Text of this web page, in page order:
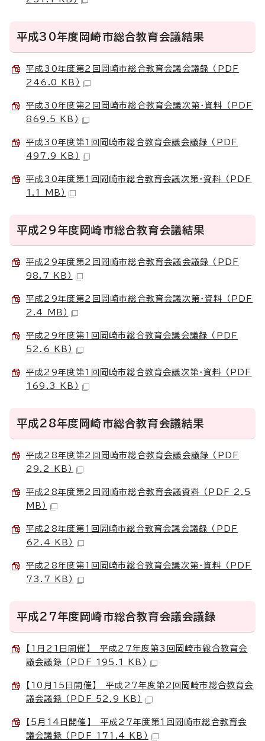
平成30年度岡崎市総合教育会議結果
平成30年度第2回岡崎市総合教育会議会議録 （PDF
246.0 KB）
平成30年度第2回岡崎市総合教育会議次第・資料 （PDF
869.5 KB）
平成30年度第1回岡崎市総合教育会議会議録 （PDF
497.9 KB）
平成30年度第1回岡崎市総合教育会議次第・資料 （PDF
1.1 MB）
平成29年度岡崎市総合教育会議結果
平成29年度第2回岡崎市総合教育会議会議録 （PDF
98.7 KB）
平成29年度第2回岡崎市総合教育会議次第・資料 （PDF
2.4 MB）
平成29年度第1回岡崎市総合教育会議会議録 （PDF
52.6 KB）
平成29年度第1回岡崎市総合教育会議次第・資料 （PDF
169.3 KB）
平成28年度岡崎市総合教育会議結果
平成28年度第2回岡崎市総合教育会議会議録 （PDF
29.2 KB）
平成28年度第2回岡崎市総合教育会議資料 （PDF 2.5
MB）
平成28年度第1回岡崎市総合教育会議会議録 （PDF
62.4 KB）
平成28年度第1回岡崎市総合教育会議次第・資料 （PDF
73.7 KB）
平成27年度岡崎市総合教育会議会議録
【1月21日開催】 平成27年度第3回岡崎市総合教育会
議会議録 （PDF 195.1 KB）
【10月15日開催】 平成27年度第2回岡崎市総合教育会
議会議録 （PDF 52.9 KB）
【5月14日開催】 平成27年度第1回岡崎市総合教育会
議会議録 （PDF 171.4 KB）